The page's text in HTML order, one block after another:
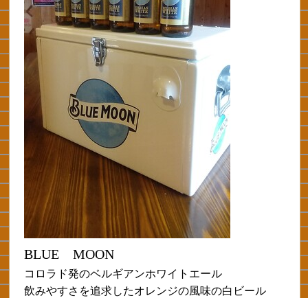
BLUE MOON
コロラド発のベルギアンホワイトエール
飲みやすさを追求したオレンジの風味の白ビール